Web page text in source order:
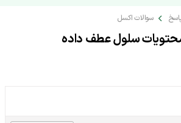
سوالات اکسل
سلول عطف داده